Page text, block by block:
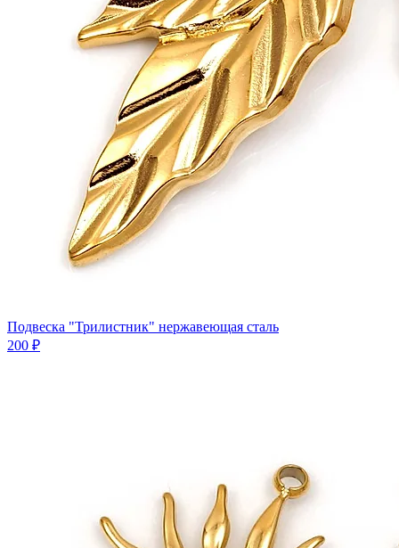
Подвеска "Трилистник" нержавеющая сталь
200 ₽